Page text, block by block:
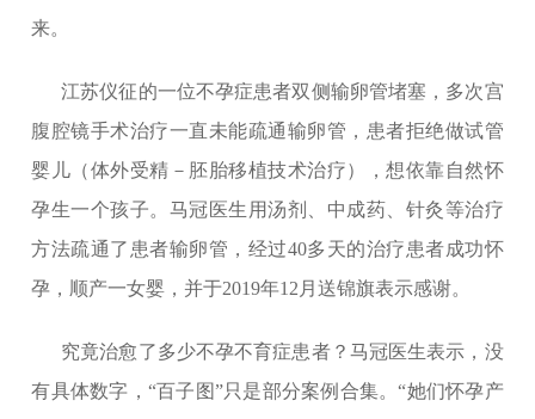
来。
江苏仪征的一位不孕症患者双侧输卵管堵塞，多次宫
腹腔镜手术治疗一直未能疏通输卵管，患者拒绝做试管
婴儿（体外受精－胚胎移植技术治疗），想依靠自然怀
孕生一个孩子。马冠医生用汤剂、中成药、针灸等治疗
方法疏通了患者输卵管，经过40多天的治疗患者成功怀
孕，顺产一女婴，并于2019年12月送锦旗表示感谢。
究竟治愈了多少不孕不育症患者？马冠医生表示，没
有具体数字，“百子图”只是部分案例合集。“她们怀孕产